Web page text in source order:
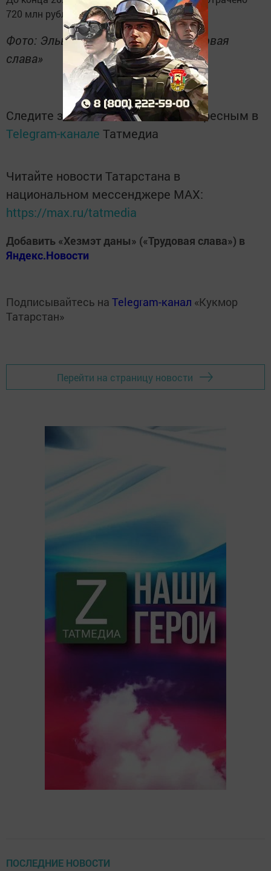
720 млн рублей.
Фото: Эльвира Мубаракшина/ «Трудовая
слава»
Следите за самым важным и интересным в
Telegram-канале Татмедиа
Читайте новости Татарстана в
национальном мессенджере MАХ:
https://max.ru/tatmedia
Добавить «Хезмэт даны» («Трудовая слава») в
Яндекс.Новости
Подписывайтесь на Telegram-канал «Кукмор
Татарстан»
Перейти на страницу новости
ПОСЛЕДНИЕ НОВОСТИ